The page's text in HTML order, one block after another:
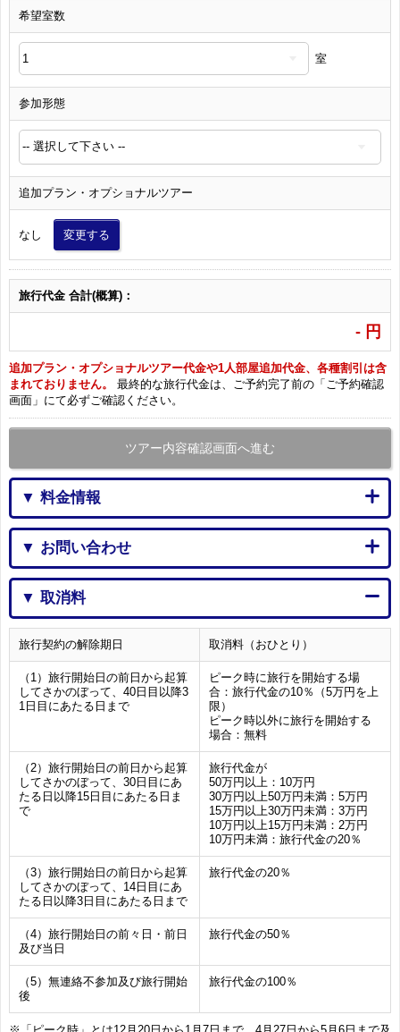
希望室数
室
参加形態
追加プラン・オプショナルツアー
なし 変更する
旅行代金 合計(概算)：
- 円
追加プラン・オプショナルツアー代金や1人部屋追加代金、各種割引は含
まれておりません。
最終的な旅行代金は、ご予約完了前の「ご予約確認
画面」にて必ずご確認ください。
ツアー内容確認画面へ進む
▼ 料金情報
▼ お問い合わせ
▼ 取消料
旅行契約の解除期日 取消料（おひとり）
（1）旅行開始日の前日から起算
してさかのぼって、40日目以降3
1日目にあたる日まで
ピーク時に旅行を開始する場
合：旅行代金の10％（5万円を上
限）
ピーク時以外に旅行を開始する
場合：無料
（2）旅行開始日の前日から起算
してさかのぼって、30日目にあ
たる日以降15日目にあたる日ま
で
旅行代金が
50万円以上：10万円
30万円以上50万円未満：5万円
15万円以上30万円未満：3万円
10万円以上15万円未満：2万円
10万円未満：旅行代金の20％
（3）旅行開始日の前日から起算
してさかのぼって、14日目にあ
たる日以降3日目にあたる日まで
旅行代金の20％
（4）旅行開始日の前々日・前日
及び当日
旅行代金の50％
（5）無連絡不参加及び旅行開始
後
旅行代金の100％